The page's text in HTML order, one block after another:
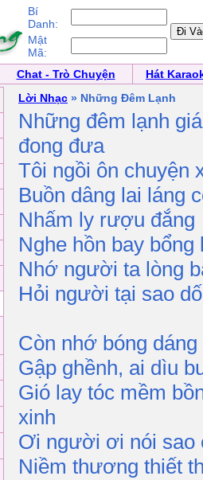
Bí
Danh:
Mật
Mã:
Chat - Trò Chuyện
Hát
Lời Nhạc » Những Đêm Lạnh
Những đêm lạnh
đong đưa
Tôi ngồi ôn chuyện
Buồn dâng lai láng
Nhấm ly rượu đắng
Nghe hồn bay bổng
Nhớ người ta lòng
Hỏi người tại sao
Còn nhớ bóng
Gập ghềnh, ai dìu
Gió lay tóc mềm
xinh
Ơi người ơi nói sao
Niềm thương thiết